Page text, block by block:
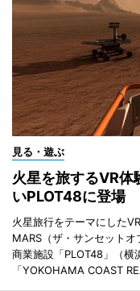
見る・遊ぶ
火星を旅するVR
いPLOT48に登場
火星旅行をテーマにした
MARS（ザ・サンセット
商業施設「PLOT48」（横
「YOKOHAMA COAST